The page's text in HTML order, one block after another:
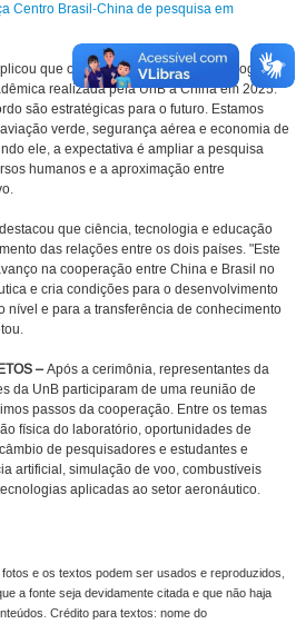
Centro Brasil-China de pesquisa em
que o memorando consolida diálogos
realizada pela UnB à China em 2025.
são estratégicas para o futuro. Estamos
verde, segurança aérea e economia de
ele, a expectativa é ampliar a pesquisa
humanos e a aproximação entre
que ciência, tecnologia e educação
das relações entre os dois países. "Este
na cooperação entre China e Brasil no
e cria condições para o desenvolvimento
nível e para a transferência de conhecimento
–Após a cerimônia, representantes da
da UnB participaram de uma reunião de
passos da cooperação. Entre os temas
física do laboratório, oportunidades de
de pesquisadores e estudantes e
artificial, simulação de voo, combustíveis
aplicadas ao setor aeronáutico.
e os textos podem ser usados e reproduzidos,
a fonte seja devidamente citada e que não haja
Crédito para textos: nome do